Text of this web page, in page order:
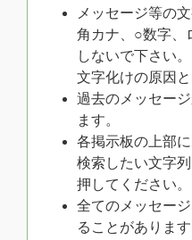
メッセージ等の
角カナ、○数字、
しないで下さい。
文字化けの原因と
過去のメッセー
ます。
各掲示板の上部
検索したい文字
押してください。
全てのメッセー
ることがあります